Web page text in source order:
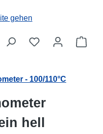
- 100/110°C
hell